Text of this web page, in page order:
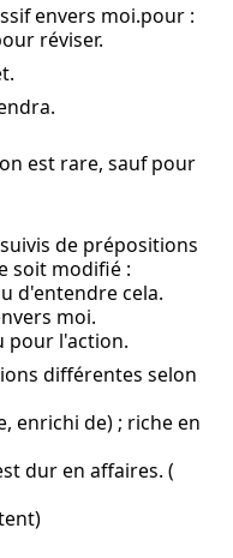
envers moi.pour :
réviser.
est rare, sauf pour
de prépositions
soit modifié :
d'entendre cela.
moi.
pour l'action.
différentes selon
enrichi de) ; riche en
dur en affaires. (